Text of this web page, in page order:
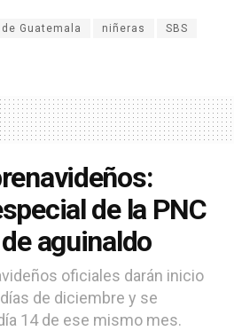
Guatemala niñeras SBS
de la PNC
aguinaldo
oficiales darán inicio
de diciembre y se
14 de ese mismo mes.